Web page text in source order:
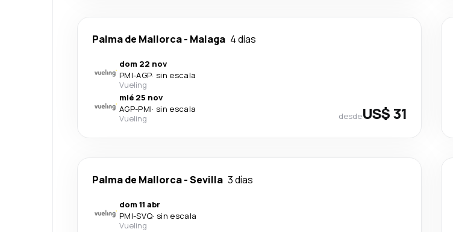
Palma de Mallorca- Malaga 4 días
dom 22 nov
PMI-AGP· sin escala
Vueling
mié 25 nov
AGP-PMI· sin escala
Vueling
desdeUS$ 31
Palma de Mallorca-Sevilla 3 días
dom 11 abr
PMI-SVQ· sin escala
Vueling